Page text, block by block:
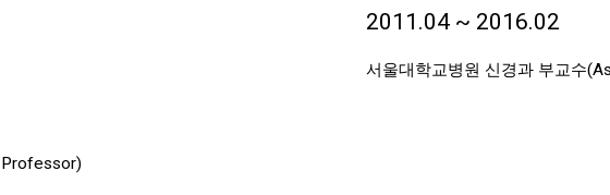
2011.04 ~ 2016.02
서울대학교병원 신경과 부교수